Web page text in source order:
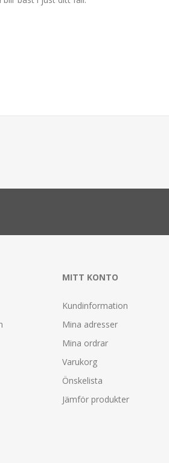
MITT KONTO
Kundinformation
Mina adresser
Mina ordrar
Varukorg
Önskelista
Jämför produkter